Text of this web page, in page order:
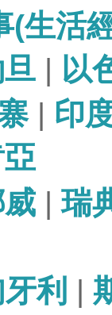
(生活
| 以
| 印
|瑞
利 |